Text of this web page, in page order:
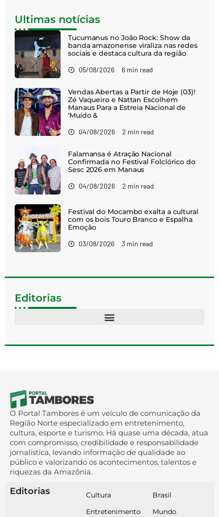
Ultimas notícias
Tucumanus no João Rock: Show da
banda amazonense viraliza nas redes
sociais e destaca cultura da região
05/08/2026 6 min read
Vendas Abertas a Partir de Hoje (03)!
Zé Vaqueiro e Nattan Escolhem
Manaus Para a Estreia Nacional de
‘Muído &
04/08/2026 2 min read
Falamansa é Atração Nacional
Confirmada no Festival Folclórico do
Sesc 2026 em Manaus
04/08/2026 2 min read
Festival do Mocambo exalta a cultural
com os bois Touro Branco e Espalha
Emoção
03/08/2026 3 min read
Editorias
O Portal Tambores é um veículo de comunicação da
Região Norte especializado em entretenimento,
cultura, esporte e turismo. Há quase uma década, atua
com compromisso, credibilidade e responsabilidade
jornalística, levando informação de qualidade ao
público e valorizando os acontecimentos, talentos e
riquezas da Amazônia.
Editorias
Cultura
Entretenimento
Brasil
Mundo